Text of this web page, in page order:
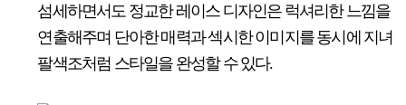
섬세하면서도 정교한 레이스 디자인은 럭셔리한 느낌을
연출해주며 단아한 매력과 섹시한 이미지를 동시에 지녀
팔색조처럼 스타일을 완성할 수 있다.